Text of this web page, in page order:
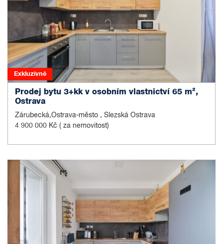
Exkluzivně
Prodej bytu 3+kk v osobním vlastnictví 65 m²,
Ostrava
Zárubecká,Ostrava-město , Slezská Ostrava
4 900 000 Kč ( za nemovitost)